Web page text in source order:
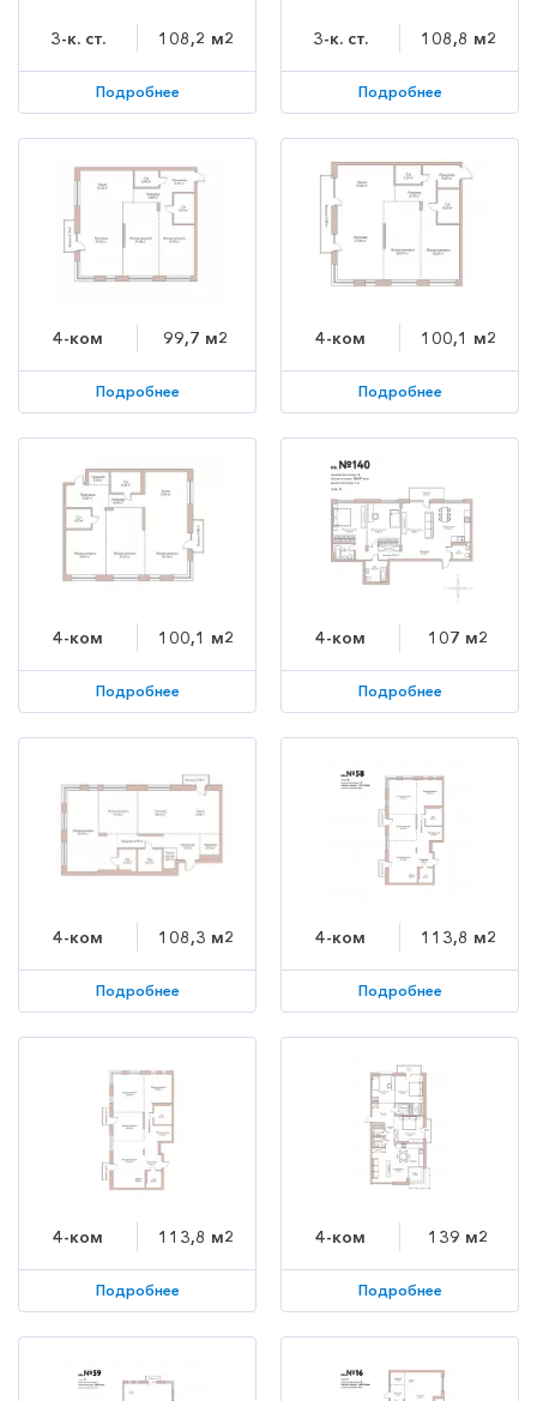
3-к. ст. 108,2 м2
Подробнее
3-к. ст. 108,8 м2
Подробнее
4-ком 99,7 м2
Подробнее
4-ком 100,1 м2
Подробнее
4-ком 100,1 м2
Подробнее
4-ком 107 м2
Подробнее
4-ком 108,3 м2
Подробнее
4-ком 113,8 м2
Подробнее
4-ком 113,8 м2
Подробнее
4-ком 139 м2
Подробнее